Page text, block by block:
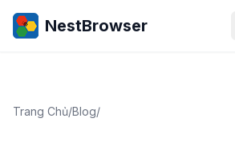
NestBrowser
Trang Chủ/Blog/